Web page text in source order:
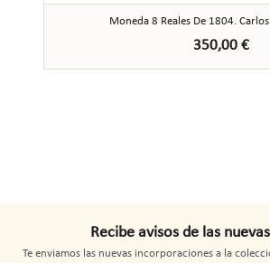
Moneda 8 Reales De 1804.
350,00 €
Recibe avisos de las
Te enviamos las nuevas incorporaciones a la